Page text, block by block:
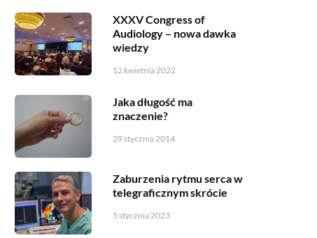
XXXV Congress of
Audiology – nowa dawka
wiedzy
12 kwietnia 2022
Jaka długość ma
znaczenie?
29 stycznia 2014
Zaburzenia rytmu serca w
telegraficznym skrócie
5 stycznia 2023